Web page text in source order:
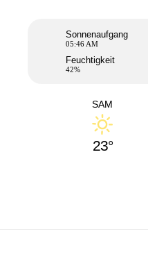
Sonnenaufgang
05:46 AM
Feuchtigkeit
42%
SAM
23°